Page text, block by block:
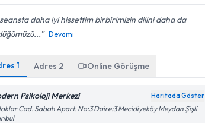
daha iyi hissettim birbirimizin dilini daha da
Devamı
1 Adres 2 Online Görüşme
Psikoloji Merkezi Haritada Göster
Cad. Sabah Apart. No:3 Daire:3 Mecidiyeköy Meydan Şişli